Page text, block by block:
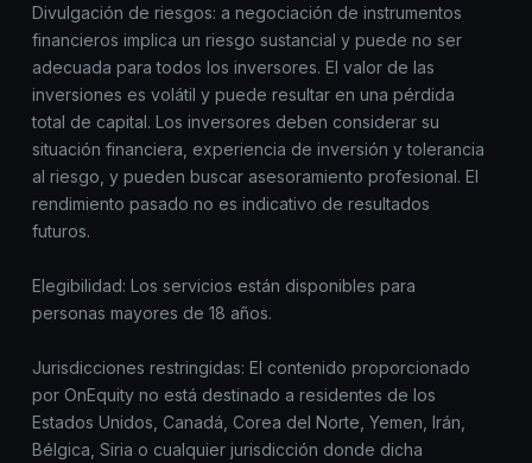
Divulgación de riesgos: a negociación de instrumentos
financieros implica un riesgo sustancial y puede no ser
adecuada para todos los inversores. El valor de las
inversiones es volátil y puede resultar en una pérdida
total de capital. Los inversores deben considerar su
situación financiera, experiencia de inversión y tolerancia
al riesgo, y pueden buscar asesoramiento profesional. El
rendimiento pasado no es indicativo de resultados
futuros.
Elegibilidad: Los servicios están disponibles para
personas mayores de 18 años.
Jurisdicciones restringidas: El contenido proporcionado
por OnEquity no está destinado a residentes de los
Estados Unidos, Canadá, Corea del Norte, Yemen, Irán,
Bélgica, Siria o cualquier jurisdicción donde dicha